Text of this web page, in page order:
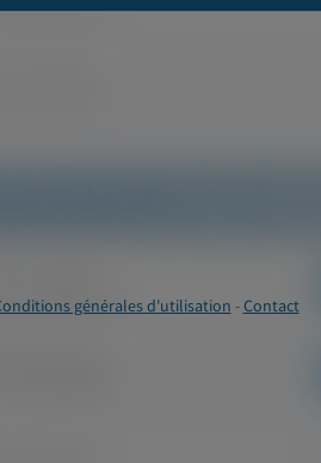
générales d'utilisation -Contact